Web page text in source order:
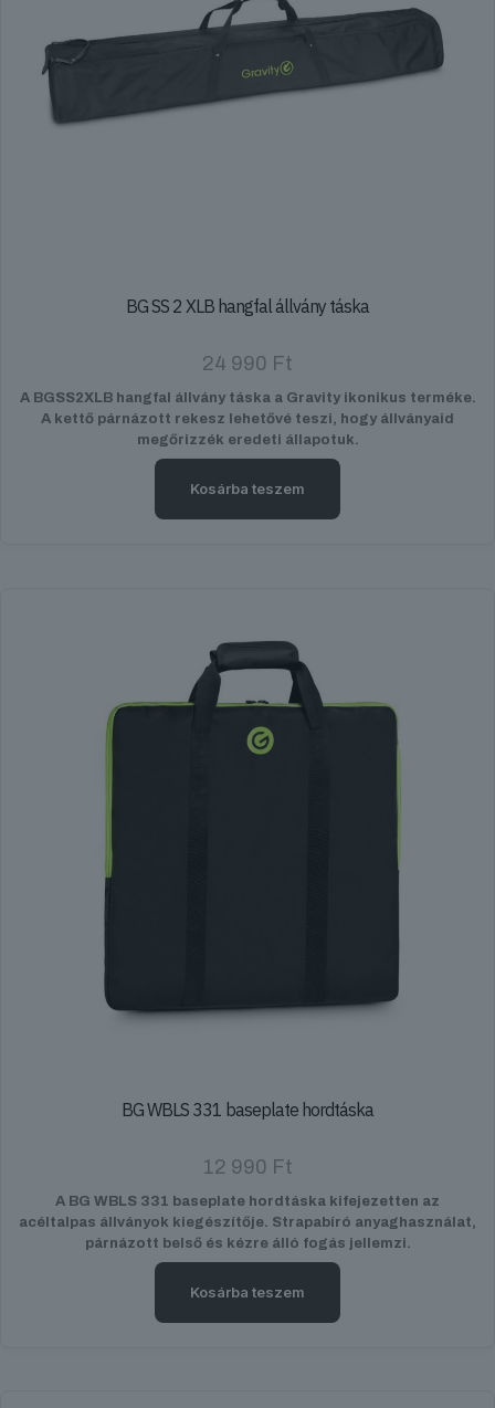
BG SS 2 XLB hangfal állvány táska
24 990 Ft
A BGSS2XLB hangfal állvány táska a Gravity ikonikus terméke.
A kettő párnázott rekesz lehetővé teszi, hogy állványaid
megőrizzék eredeti állapotuk.
Kosárba teszem
BG WBLS 331 baseplate hordtáska
12 990 Ft
A BG WBLS 331 baseplate hordtáska kifejezetten az
acéltalpas állványok kiegészítője. Strapabíró anyaghasználat,
párnázott belső és kézre álló fogás jellemzi.
Kosárba teszem